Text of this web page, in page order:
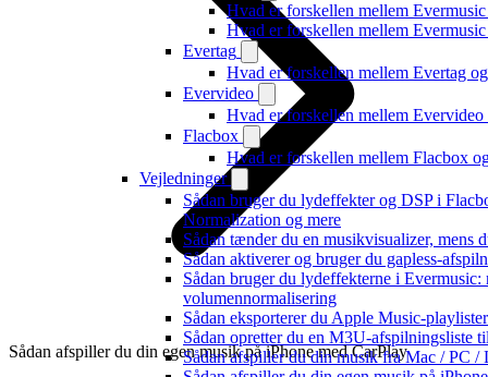
Hvad er forskellen mellem
Hvad er forskellen mellem
Evertag
Hvad er forskellen mellem Evertag
Evervideo
Hvad er forskellen mellem
Flacbox
Hvad er forskellen mellem Flacbox
Vejledninger
Sådan bruger du lydeffekter og DSP i
Normalization og mere
Sådan tænder du en musikvisualizer, mens
Sådan aktiverer og bruger du gapless-
Sådan bruger du lydeffekterne i
volumennormalisering
Sådan eksporterer du Apple Music-
Sådan opretter du en M3U-
Sådan afspiller du din musik fra Mac / PC
Sådan afspiller du din egen musik på iPhone med CarPlay